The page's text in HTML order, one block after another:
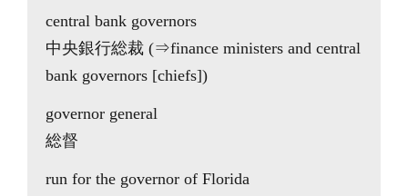
central bank governors
中央銀行総裁 (⇒finance ministers and central
bank governors [chiefs])
governor general
総督
run for the governor of Florida